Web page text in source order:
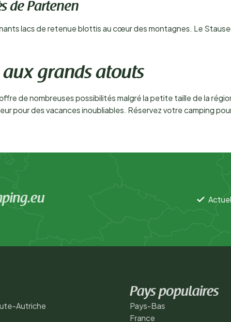
de Partenen
lacs de retenue blottis au cœur des montagnes. Le
grands atouts
de nombreuses possibilités malgré la petite taille de la
pour des vacances inoubliables. Réservez votre camping
Autriche
Pays populaires
Pays-Bas
France